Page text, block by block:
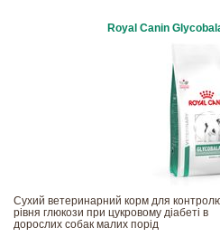
Royal Canin
Сухий ветеринарний корм для
рівня глюкози при цукровому діабеті в
дорослих собак малих порід